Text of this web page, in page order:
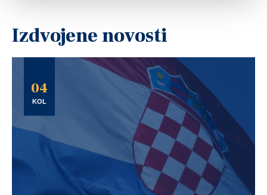
Izdvojene novosti
04
KOL